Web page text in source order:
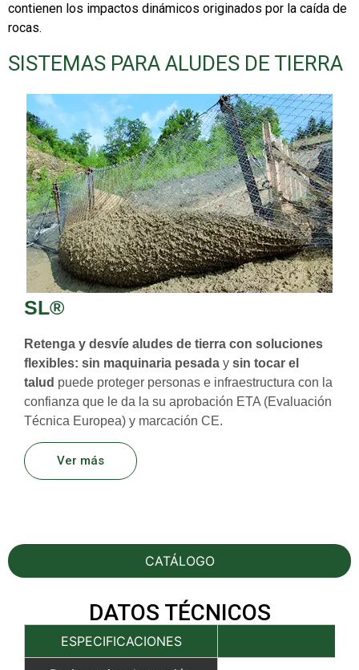
contienen los impactos dinámicos originados por la caída de
rocas.
SISTEMAS PARA ALUDES DE TIERRA
SL®
Retenga y desvíe aludes de tierra con soluciones
flexibles: sin maquinaria pesada y sin tocar el
talud puede proteger personas e infraestructura con la
confianza que le da la su aprobación ETA (Evaluación
Técnica Europea) y marcación CE.
Ver más
CATÁLOGO
DATOS TÉCNICOS
ESPECIFICACIONES